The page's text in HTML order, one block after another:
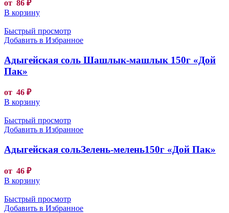
от 86 ₽
В корзину
Быстрый просмотр
Добавить в Избранное
Адыгейская соль Шашлык-машлык 150г «Дой
Пак»
от 46 ₽
В корзину
Быстрый просмотр
Добавить в Избранное
Адыгейская сольЗелень-мелень150г «Дой Пак»
от 46 ₽
В корзину
Быстрый просмотр
Добавить в Избранное